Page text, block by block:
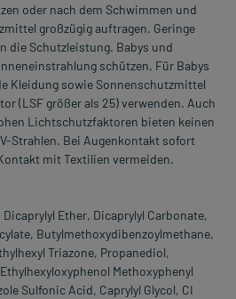
oder nach dem Schwimmen und
großzügig auftragen. Geringe
die Schutzleistung. Babys und
schützen. Für Babys
Kleidung sowie Sonnenschutzmittel
(LSF größer als 25) verwenden. Auch
Lichtschutzfaktoren bieten keinen
Strahlen. Bei Augenkontakt sofort
mit Textilien vermeiden.
Ether, Dicaprylyl Carbonate,
Butylmethoxydibenzoylmethane,
Triazone, Propanediol,
Methoxyphenyl
Sulfonic Acid, Caprylyl Glycol, CI